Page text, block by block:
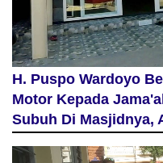
H. Puspo Wardoyo
Motor Kepada
Subuh Di Masjidnya,